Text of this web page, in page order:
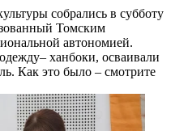
собрались в субботу
Томским
автономией.
ханбоки, осваивали
Как это было – смотрите